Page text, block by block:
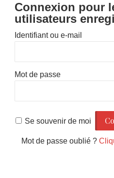
Connexion pour
utilisateurs
Identifiant ou e-mail
Mot de passe
Se souvenir de moi
Mot de passe oublié ?